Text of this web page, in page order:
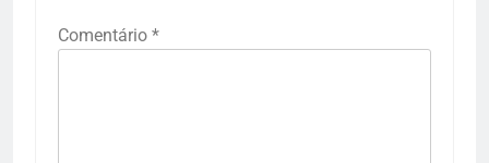
Comentário *